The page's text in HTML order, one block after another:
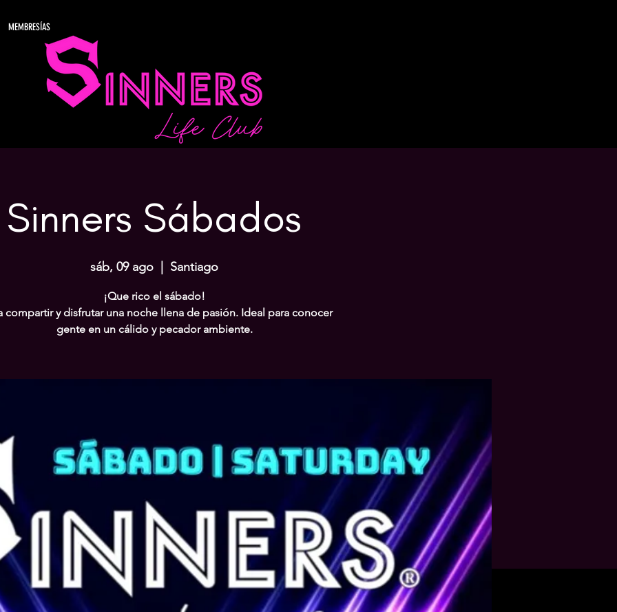
MEMBRESÍAS
Sinners Sábados
sáb, 09 ago Santiago
¡Que rico el sábado!
compartir y disfrutar una noche llena de pasión. Ideal para conocer
gente en un cálido y pecador ambiente.